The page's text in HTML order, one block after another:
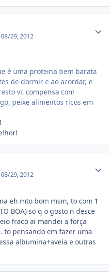
08/29, 2012
é uma proteina bem barata
de dormir e ao acordar, e
vc compensa com
peixe alimentos ricos em
08/29, 2012
eh mto bom msm, to com 1
BOA) so q o gosto n desce
fraco ai mandei a força
to pensando em fazer uma
albumina+aveia e outras